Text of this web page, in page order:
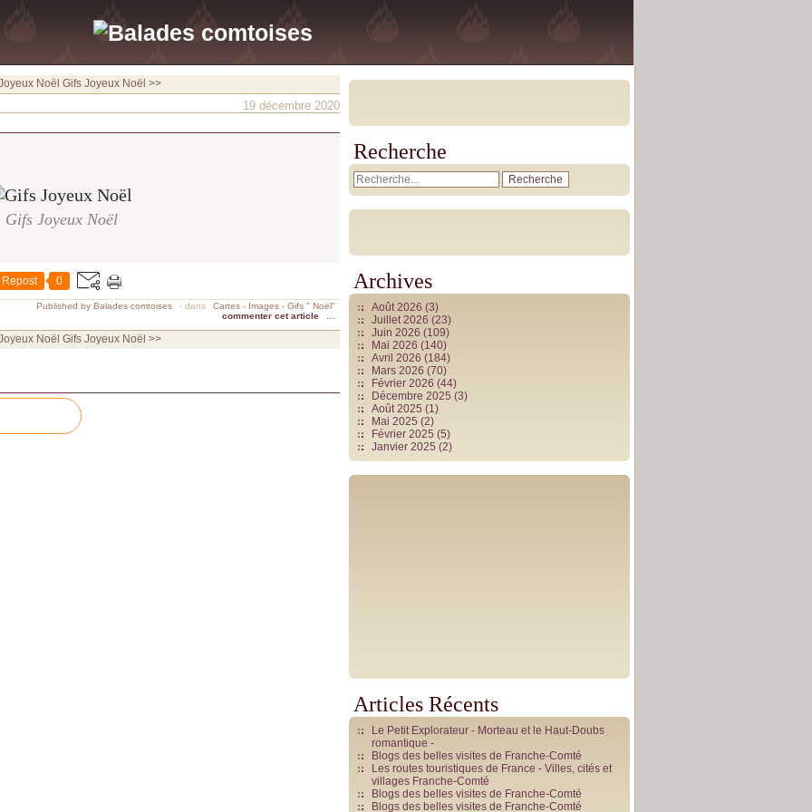
Noël Gifs Joyeux Noël >>
19 décembre 2020
Gifs Joyeux Noël
Repost 0
Published by Balades comtoises - dans
Cartes - Images - Gifs " Noël"
commenter cet article
Noël Gifs Joyeux Noël >>
Recherche
Archives
Août 2026 (3)
Juillet 2026 (23)
Juin 2026 (109)
Mai 2026 (140)
Avril 2026 (184)
Mars 2026 (70)
Février 2026 (44)
Décembre 2025 (3)
Août 2025 (1)
Mai 2025 (2)
Février 2025 (5)
Janvier 2025 (2)
Articles Récents
Le Petit Explorateur - Morteau et le Haut-Doubs
romantique -
Blogs des belles visites de Franche-Comté
Les routes touristiques de France - Villes, cités et
villages Franche-Comté
Blogs des belles visites de Franche-Comté
Blogs des belles visites de Franche-Comté